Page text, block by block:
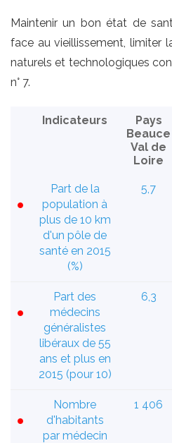
Maintenir un bon état de
face au vieillissement, limiter
naturels et technologiques
n° 7.
Indicateurs
Pays
Beauce
Val de
Loire
Part de la
population à
plus de 10 km
d'un pôle de
santé en 2015
(%)
5,7
Part des
médecins
généralistes
libéraux de 55
ans et plus en
2015 (pour 10)
6,3
Nombre
d'habitants
par médecin
1 406